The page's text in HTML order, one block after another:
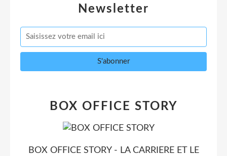
Newsletter
BOX OFFICE STORY
BOX OFFICE STORY - LA CARRIERE ET LE